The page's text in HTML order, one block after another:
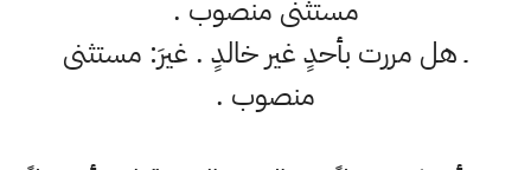
مستثنى منصوب .
ـ هل مررت بأحدٍ غير خالدٍ . غيرَ: مستثنى
منصوب .